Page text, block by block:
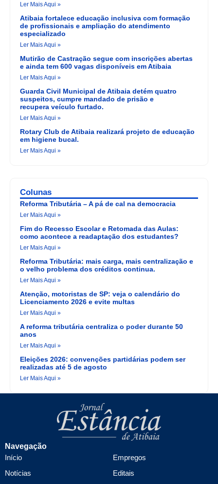
Ler Mais Aqui »
Atibaia fortalece educação inclusiva com formação
de profissionais e ampliação do atendimento
especializado
Ler Mais Aqui »
Mutirão de Castração segue com inscrições abertas
e ainda tem 600 vagas disponíveis em Atibaia
Ler Mais Aqui »
Guarda Civil Municipal de Atibaia detém quatro
suspeitos, cumpre mandado de prisão e
recupera veículo furtado.
Ler Mais Aqui »
Rotary Club de Atibaia realizará projeto de educação
em higiene bucal.
Ler Mais Aqui »
Colunas
Reforma Tributária – A pá de cal na democracia
Ler Mais Aqui »
Fim do Recesso Escolar e Retomada das Aulas:
como acontece a readaptação dos estudantes?
Ler Mais Aqui »
Reforma Tributária: mais carga, mais centralização e
o velho problema dos créditos continua.
Ler Mais Aqui »
Atenção, motoristas de SP: veja o calendário do
Licenciamento 2026 e evite multas
Ler Mais Aqui »
A reforma tributária centraliza o poder durante 50
anos
Ler Mais Aqui »
Eleições 2026: convenções partidárias podem ser
realizadas até 5 de agosto
Ler Mais Aqui »
Navegação
Início
Notícias
Empregos
Editais